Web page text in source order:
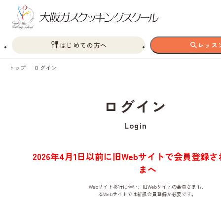
はじめての方へ レッス
トップ ログイン
ログイン
Login
2026年4月1日以前に旧Webサイトで会員登録
まへ
Webサイト移行に伴い、旧Webサイトの会員さまも、
本Webサイトでは新規会員登録が必要です。